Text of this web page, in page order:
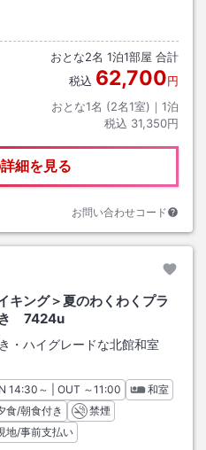
おとな2名 1泊1部屋 合計
税込 62,700円
おとな1名 (2名1室)｜ 1泊
税込 31,350円
細を見る
お問い合わせコード
キング＞夏のわくわくプラ
き 7424u
・ハイグレードな北館和室
チェックイン
14:30 ～ | OUT チェックアウト
～11:00
和室
食/朝食付き
禁煙
地/事前支払い